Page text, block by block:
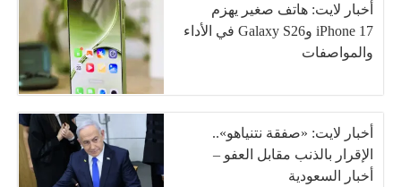
أخبار لايت: هاتف صغير يهزم
iPhone 17 وGalaxy S26 في الأداء
والمواصفات
أخبار لايت: «صفقة نتنياهو»..
الإقرار بالذنب مقابل العفو –
أخبار السعودية